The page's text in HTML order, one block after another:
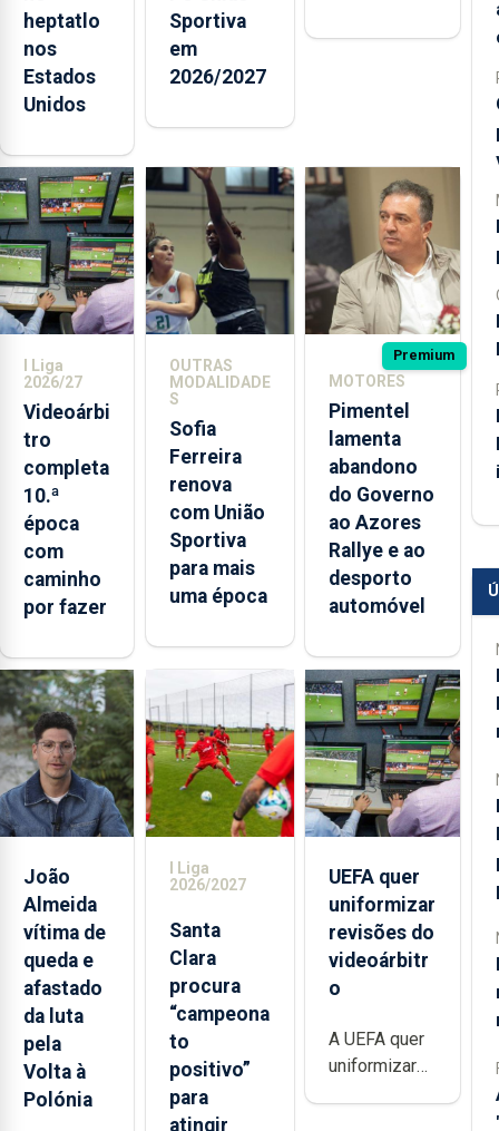
heptatlo
nos
Estados
Unidos
Sportiva
em
2026/2027
I Liga
2026/27
Videoárbi
tro
completa
10.ª
época
com
caminho
por fazer
OUTRAS
MODALIDADE
S
Sofia
Ferreira
renova
com União
Sportiva
para mais
uma época
Premium
MOTORES
Pimentel
lamenta
abandono
do Governo
ao Azores
Rallye e ao
desporto
automóvel
João
Almeida
vítima de
queda e
afastado
da luta
pela
Volta à
Polónia
I Liga
2026/2027
Santa
Clara
procura
“campeona
to
positivo”
para
atingir
UEFA quer
uniformizar
revisões do
videoárbitr
o
A UEFA quer
uniformizar